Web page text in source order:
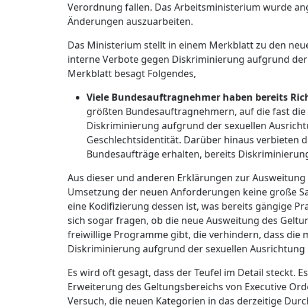
Verordnung fallen. Das Arbeitsministerium wurde
Änderungen auszuarbeiten.
Das Ministerium stellt in einem Merkblatt zu den
interne Verbote gegen Diskriminierung aufgrund
Merkblatt besagt Folgendes,
Viele Bundesauftragnehmer haben bereits
größten Bundesauftragnehmern, auf die fast
Diskriminierung aufgrund der sexuellen
Geschlechtsidentität. Darüber hinaus verbieten
Bundesaufträge erhalten, bereits
Aus dieser und anderen Erklärungen zur
Umsetzung der neuen Anforderungen keine große
eine Kodifizierung dessen ist, was bereits gängige
sich sogar fragen, ob die neue Ausweitung des
freiwillige Programme gibt, die verhindern, dass die
Diskriminierung aufgrund der sexuellen
Es wird oft gesagt, dass der Teufel im Detail steckt.
Erweiterung des Geltungsbereichs von Executive
Versuch, die neuen Kategorien in das derzeitige